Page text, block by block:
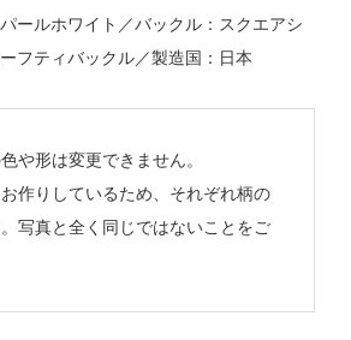
ールホワイト／バックル：スクエアシ
フティバックル／製造国：日本
や形は変更できません。
作りしているため、それぞれ柄の
写真と全く同じではないことをご